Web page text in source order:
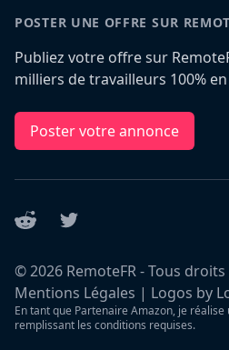
POSTER UNE OFFRE SUR
Publiez votre offre sur
milliers de travailleurs 100%
Poster votre annonce
Reddit Twitter
©2026 RemoteFR - Tous
Mentions Légales | Logos by
En tant que Partenaire Amazon, je
remplissant les conditions requises.